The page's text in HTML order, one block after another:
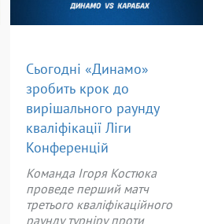
Сьогодні «Динамо»
зробить крок до
вирішального раунду
кваліфікації Ліги
Конференцій
Команда Ігоря Костюка
проведе перший матч
третього кваліфікаційного
раунду турніру проти